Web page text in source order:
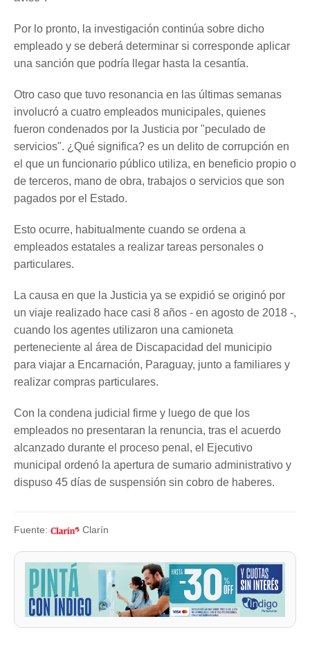
Por lo pronto, la investigación continúa sobre dicho
empleado y se deberá determinar si corresponde aplicar
una sanción que podría llegar hasta la cesantía.
Otro caso que tuvo resonancia en las últimas semanas
involucró a cuatro empleados municipales, quienes
fueron condenados por la Justicia por "peculado de
servicios". ¿Qué significa? es un delito de corrupción en
el que un funcionario público utiliza, en beneficio propio o
de terceros, mano de obra, trabajos o servicios que son
pagados por el Estado.
Esto ocurre, habitualmente cuando se ordena a
empleados estatales a realizar tareas personales o
particulares.
La causa en que la Justicia ya se expidió se originó por
un viaje realizado hace casi 8 años - en agosto de 2018 -,
cuando los agentes utilizaron una camioneta
perteneciente al área de Discapacidad del municipio
para viajar a Encarnación, Paraguay, junto a familiares y
realizar compras particulares.
Con la condena judicial firme y luego de que los
empleados no presentaran la renuncia, tras el acuerdo
alcanzado durante el proceso penal, el Ejecutivo
municipal ordenó la apertura de sumario administrativo y
dispuso 45 días de suspensión sin cobro de haberes.
Fuente: Clarín